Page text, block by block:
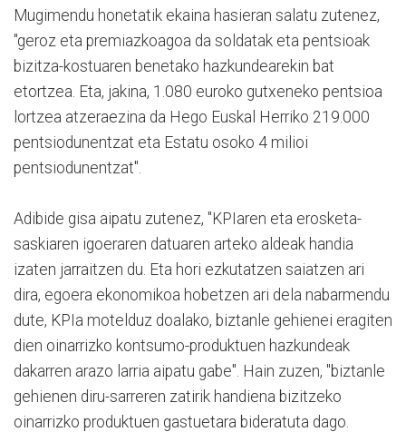
Mugimendu honetatik ekaina hasieran salatu zutenez,
"geroz eta premiazkoagoa da soldatak eta pentsioak
bizitza-kostuaren benetako hazkundearekin bat
etortzea. Eta, jakina, 1.080 euroko gutxeneko pentsioa
lortzea atzeraezina da Hego Euskal Herriko 219.000
pentsiodunentzat eta Estatu osoko 4 milioi
pentsiodunentzat".
Adibide gisa aipatu zutenez, "KPIaren eta erosketa-
saskiaren igoeraren datuaren arteko aldeak handia
izaten jarraitzen du. Eta hori ezkutatzen saiatzen ari
dira, egoera ekonomikoa hobetzen ari dela nabarmendu
dute, KPIa motelduz doalako, biztanle gehienei eragiten
dien oinarrizko kontsumo-produktuen hazkundeak
dakarren arazo larria aipatu gabe". Hain zuzen, "biztanle
gehienen diru-sarreren zatirik handiena bizitzeko
oinarrizko produktuen gastuetara bideratuta dago.